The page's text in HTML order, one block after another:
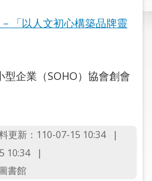
「以人文初心構築品牌靈
型企業（SOHO）協會創會
更新：110-07-15 10:34
10:34
書館